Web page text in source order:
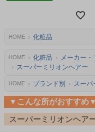
HOME 化粧品
HOME 化粧品 メーカー
スーパーミリオンヘアー
HOME ブランド別 スー
▼こんな所がおすすめ▼
スーパーミリオンヘア